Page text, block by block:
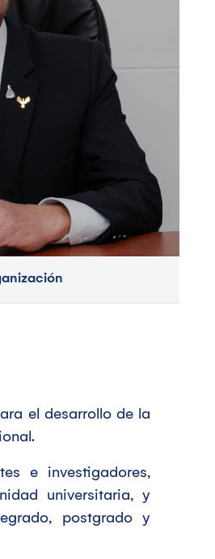
el desarrollo de la
e investigadores,
universitaria, y
postgrado y